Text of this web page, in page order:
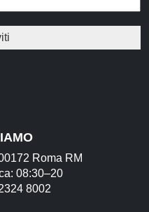
Roma RM
08:30–20
8002